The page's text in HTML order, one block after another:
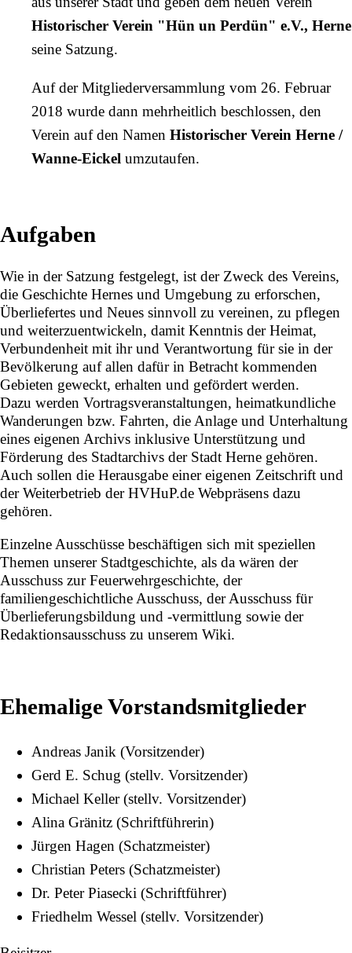
Historischer Verein "Hün un Perdün" e.V., Herne
seine Satzung.
Auf der Mitgliederversammlung vom 26. Februar
2018 wurde dann mehrheitlich beschlossen, den
Verein auf den Namen Historischer Verein Herne /
Wanne-Eickel umzutaufen.
Aufgaben
Wie in der Satzung festgelegt, ist der Zweck des Vereins,
die Geschichte Hernes und Umgebung zu erforschen,
Überliefertes und Neues sinnvoll zu vereinen, zu pflegen
und weiterzuentwickeln, damit Kenntnis der Heimat,
Verbundenheit mit ihr und Verantwortung für sie in der
Bevölkerung auf allen dafür in Betracht kommenden
Gebieten geweckt, erhalten und gefördert werden.
Dazu werden Vortragsveranstaltungen, heimatkundliche
Wanderungen bzw. Fahrten, die Anlage und Unterhaltung
eines eigenen Archivs inklusive Unterstützung und
Förderung des Stadtarchivs der Stadt Herne gehören.
Auch sollen die Herausgabe einer eigenen Zeitschrift und
der Weiterbetrieb der HVHuP.de Webpräsens dazu
gehören.
Einzelne Ausschüsse beschäftigen sich mit speziellen
Themen unserer Stadtgeschichte, als da wären der
Ausschuss zur Feuerwehrgeschichte, der
familiengeschichtliche Ausschuss, der Ausschuss für
Überlieferungsbildung und -vermittlung sowie der
Redaktionsausschuss zu unserem Wiki.
Ehemalige Vorstandsmitglieder
Andreas Janik (Vorsitzender)
Gerd E. Schug (stellv. Vorsitzender)
Michael Keller (stellv. Vorsitzender)
Alina Gränitz (Schriftführerin)
Jürgen Hagen (Schatzmeister)
Christian Peters (Schatzmeister)
Dr. Peter Piasecki (Schriftführer)
Friedhelm Wessel (stellv. Vorsitzender)